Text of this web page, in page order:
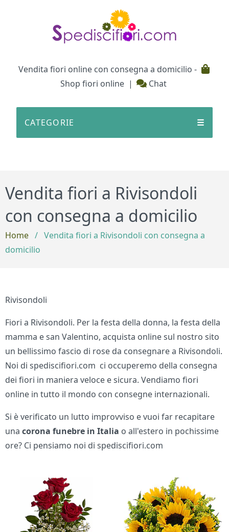
Vendita fiori online con consegna a domicilio -
Shop fiori online | Chat
CATEGORIE ☰
Vendita fiori a Rivisondoli
con consegna a domicilio
Home / Vendita fiori a Rivisondoli con consegna a
domicilio
Rivisondoli
Fiori a Rivisondoli. Per la festa della donna, la festa della
mamma e san Valentino, acquista online sul nostro sito
un bellissimo fascio di rose da consegnare a Rivisondoli.
Noi di spediscifiori.com ci occuperemo della consegna
dei fiori in maniera veloce e sicura. Vendiamo fiori
online in tutto il mondo con consegne internazionali.
Si è verificato un lutto improvviso e vuoi far recapitare
unacorona funebre in Italia o all'estero in pochissime
ore? Ci pensiamo noi di spediscifiori.com
Bouquet di fiori